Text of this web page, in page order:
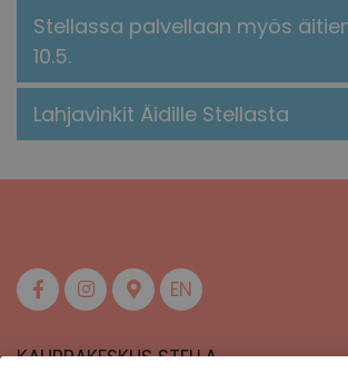
Stellassa palvellaan myös
10.5.
Lahjavinkit Äidille Stellasta
EN
KAUPPAKESKUS STELLA